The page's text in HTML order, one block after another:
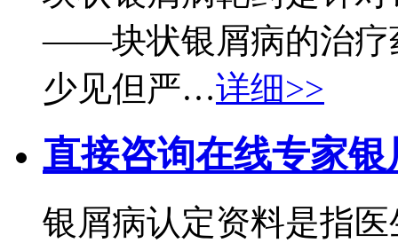
——块状银屑病的治疗
少见但严…详细>>
直接咨询在线专家银
银屑病认定资料是指